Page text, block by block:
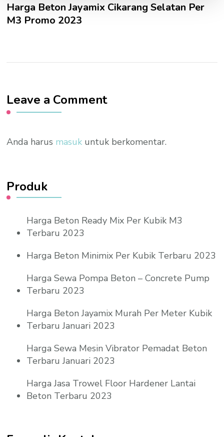
Harga Beton Jayamix Cikarang Selatan Per
M3 Promo 2023
Leave a Comment
Anda harus masuk untuk berkomentar.
Produk
Harga Beton Ready Mix Per Kubik M3
Terbaru 2023
Harga Beton Minimix Per Kubik Terbaru 2023
Harga Sewa Pompa Beton – Concrete Pump
Terbaru 2023
Harga Beton Jayamix Murah Per Meter Kubik
Terbaru Januari 2023
Harga Sewa Mesin Vibrator Pemadat Beton
Terbaru Januari 2023
Harga Jasa Trowel Floor Hardener Lantai
Beton Terbaru 2023